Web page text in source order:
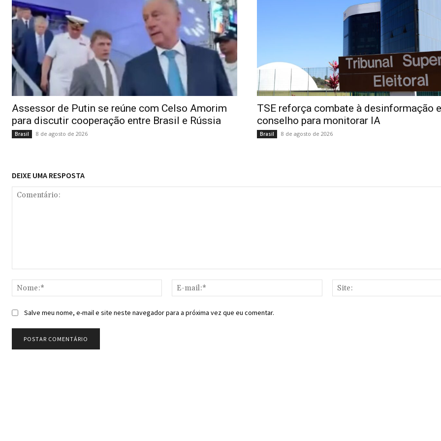
Assessor de Putin se reúne com Celso Amorim
para discutir cooperação entre Brasil e Rússia
Brasil 8 de agosto de 2026
TSE reforça combate à desinformação
conselho para monitorar IA
Brasil 8 de agosto de 2026
DEIXE UMA RESPOSTA
Nome:*
mail:*
Salve meu nome, e-mail e site neste navegador para a próxima vez que eu comentar.